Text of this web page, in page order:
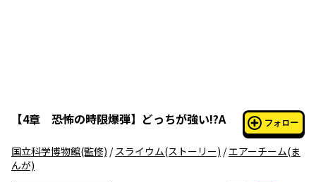
【4章 恐怖の時限爆弾】 どっちが強い!?A フォロー
国立科学博物館(監修) /スライウム(ストーリー) /エアーチーム(ま
んが)